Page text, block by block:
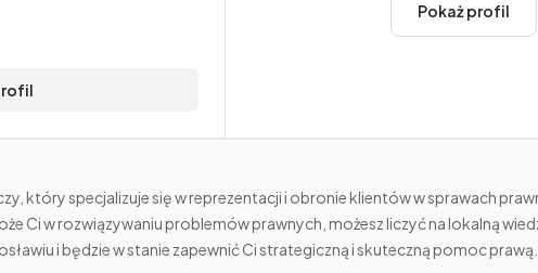
Pokaż profil
który specjalizuje się w reprezentacji i obronie klientów w sprawach
Ci w rozwiązywaniu problemów prawnych, możesz liczyć na lokalną
i będzie w stanie zapewnić Ci strategiczną i skuteczną pomoc prawą.